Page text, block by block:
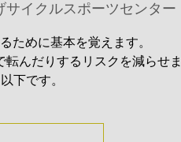
サイクルスポーツセンター
ために基本を覚えます。
んだりするリスクを減らせま
下です。